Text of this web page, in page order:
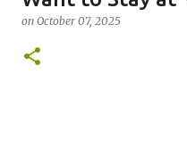
0
on October 07, 2025